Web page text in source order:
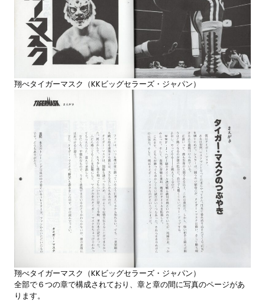
翔べタイガーマスク（KKビッグセラーズ・ジャパン）
翔べタイガーマスク（KKビッグセラーズ・ジャパン）
全部で６つの章で構成されており、章と章の間に写真のページがあ
ります。